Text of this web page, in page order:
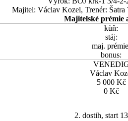
Majitel: Václav Kozel, Trenér:
Majitelské prémie
kůň:
stáj:
maj.
bonus:
Václav
5 000 Kč
0 Kč
2. dostih, start